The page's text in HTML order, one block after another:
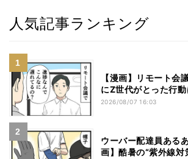
人気記事ランキング
【漫画】リモート会
にZ世代がとった行
2026/08/07 16:03
ウーバー配達員ある
画】酷暑の“紫外線対